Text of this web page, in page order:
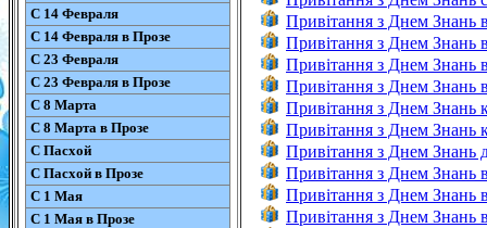
С 14 Февраля
С 14 Февраля в Прозе
С 23 Февраля
С 23 Февраля в Прозе
С 8 Марта
С 8 Марта в Прозе
С Пасхой
С Пасхой в Прозе
С 1 Мая
С 1 Мая в Прозе
Привітання з Днем Знань
Привітання з Днем Знань
Привітання з Днем Знань
Привітання з Днем Знань
Привітання з Днем Знань
Привітання з Днем Знань
Привітання з Днем Знань
Привітання з Днем Знань
Привітання з Днем Знань
Привітання з Днем Знань